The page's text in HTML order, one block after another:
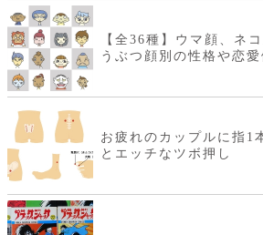
【全36種】ウマ顔、
うぶつ顔別の性格や恋愛
お疲れのカップルに指1
とエッチなツボ押し